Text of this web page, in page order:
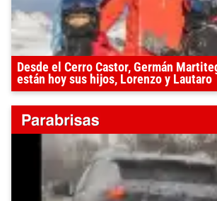
Desde el Cerro Castor, Germán
están hoy sus hijos, Lorenzo y Lautaro